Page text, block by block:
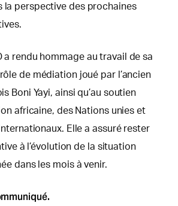
la perspective des prochaines
a rendu hommage au travail de sa
de médiation joué par l’ancien
Boni Yayi, ainsi qu’au soutien
africaine, des Nations unies et
Elle a assuré rester
à l’évolution de la situation
dans les mois à venir.